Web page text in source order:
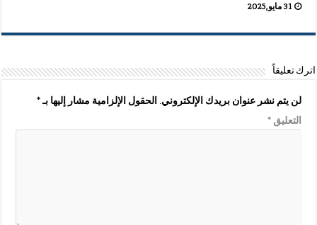
31 مايو,2025
اترك تعليقاً
لن يتم نشر عنوان بريدك الإلكتروني. الحقول الإلزامية مشار إليها بـ*
التعليق*